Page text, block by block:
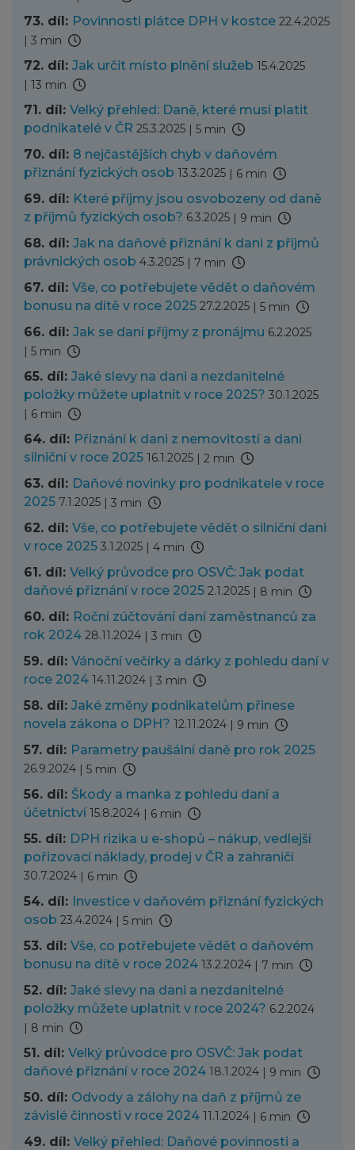
73. díl: Povinnosti plátce DPH v kostce 22.4.2025
| 3 min
72. díl: Jak určit místo plnění služeb 15.4.2025
| 13 min
71. díl: Velký přehled: Daně, které musí platit
podnikatelé v ČR 25.3.2025 | 5 min
70. díl: 8 nejčastějších chyb v daňovém
přiznání fyzických osob 13.3.2025 | 6 min
69. díl: Které příjmy jsou osvobozeny od daně
z příjmů fyzických osob? 6.3.2025 | 9 min
68. díl: Jak na daňové přiznání k dani z příjmů
právnických osob 4.3.2025 | 7 min
67. díl: Vše, co potřebujete vědět o daňovém
bonusu na dítě v roce 2025 27.2.2025 | 5 min
66. díl: Jak se daní příjmy z pronájmu 6.2.2025
| 5 min
65. díl: Jaké slevy na dani a nezdanitelné
položky můžete uplatnit v roce 2025? 30.1.2025
| 6 min
64. díl: Přiznání k dani z nemovitostí a dani
silniční v roce 2025 16.1.2025 | 2 min
63. díl: Daňové novinky pro podnikatele v roce
2025 7.1.2025 | 3 min
62. díl: Vše, co potřebujete vědět o silniční dani
v roce 2025 3.1.2025 | 4 min
61. díl: Velký průvodce pro OSVČ: Jak podat
daňové přiznání v roce 2025 2.1.2025 | 8 min
60. díl: Roční zúčtování daní zaměstnanců za
rok 2024 28.11.2024 | 3 min
59. díl: Vánoční večírky a dárky z pohledu daní v
roce 2024 14.11.2024 | 3 min
58. díl: Jaké změny podnikatelům přinese
novela zákona o DPH? 12.11.2024 | 9 min
57. díl: Parametry paušální daně pro rok 2025
26.9.2024 | 5 min
56. díl: Škody a manka z pohledu daní a
účetnictví 15.8.2024 | 6 min
55. díl: DPH rizika u e-shopů – nákup, vedlejší
pořizovací náklady, prodej v ČR a zahraničí
30.7.2024 | 6 min
54. díl: Investice v daňovém přiznání fyzických
osob 23.4.2024 | 5 min
53. díl: Vše, co potřebujete vědět o daňovém
bonusu na dítě v roce 2024 13.2.2024 | 7 min
52. díl: Jaké slevy na dani a nezdanitelné
položky můžete uplatnit v roce 2024? 6.2.2024
| 8 min
51. díl: Velký průvodce pro OSVČ: Jak podat
daňové přiznání v roce 2024 18.1.2024 | 9 min
50. díl: Odvody a zálohy na daň z příjmů ze
závislé činnosti v roce 2024 11.1.2024 | 6 min
49. díl: Velký přehled: Daňové povinnosti a